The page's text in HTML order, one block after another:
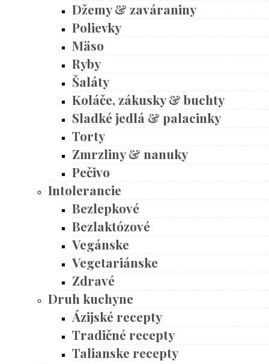
Džemy & zaváraniny
Polievky
Mäso
Ryby
Šaláty
Koláče, zákusky & buchty
Sladké jedlá & palacinky
Torty
Zmrzliny & nanuky
Pečivo
Intolerancie
Bezlepkové
Bezlaktózové
Vegánske
Vegetariánske
Zdravé
Druh kuchyne
Ázijské recepty
Tradičné recepty
Talianske recepty